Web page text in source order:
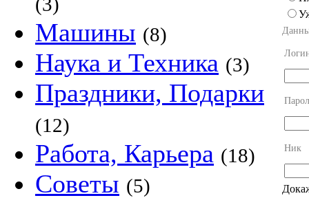
Машины (8)
Наука и Техника (3)
Праздники, Подарки
(12)
Работа, Карьера (18)
Советы (5)
Ник